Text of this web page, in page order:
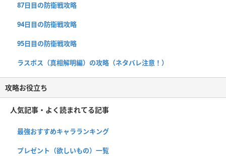
87日目の防衛戦攻略
94日目の防衛戦攻略
95日目の防衛戦攻略
ラスボス（真相解明編）の攻略（ネタバレ注意！）
攻略お役立ち
人気記事・よく読まれてる記事
最強おすすめキャラランキング
プレゼント（欲しいもの）一覧